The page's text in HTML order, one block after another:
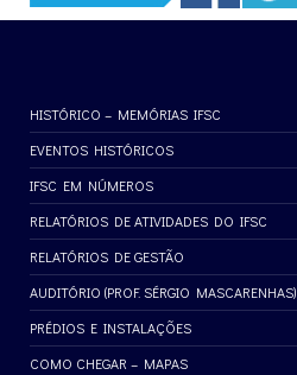
HISTÓRICO – MEMÓRIAS IFSC
EVENTOS HISTÓRICOS
IFSC EM NÚMEROS
RELATÓRIOS DE ATIVIDADES DO IFSC
RELATÓRIOS DE GESTÃO
AUDITÓRIO (PROF. SÉRGIO MASCARENHAS)
PRÉDIOS E INSTALAÇÕES
COMO CHEGAR – MAPAS